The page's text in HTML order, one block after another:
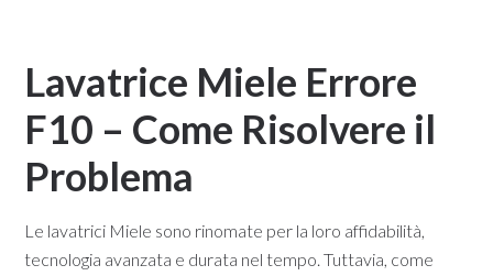
Lavatrice Miele Errore
F10 – Come Risolvere il
Problema​
Le lavatrici Miele sono rinomate per la loro affidabilità,
tecnologia avanzata e durata nel tempo. Tuttavia, come